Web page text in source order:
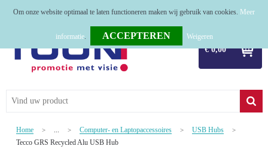
€ 0,00
Relatiegeschenken
Werkkleding
Home > ... > Computer- en Laptopaccessoires > USB Hubs >
Tecco GRS Recycled Alu USB Hub
Om onze website optimaal te laten functioneren maken wij gebruik van cookies. Meer
informatie. Weigeren